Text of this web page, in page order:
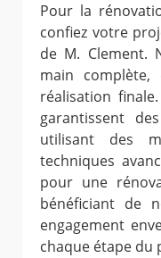
Pour la
confiez votre
de M. Clement.
main
réalisation
garantissent
utilisant des
techniques
pour une
bénéficiant de
engagement
chaque étape du